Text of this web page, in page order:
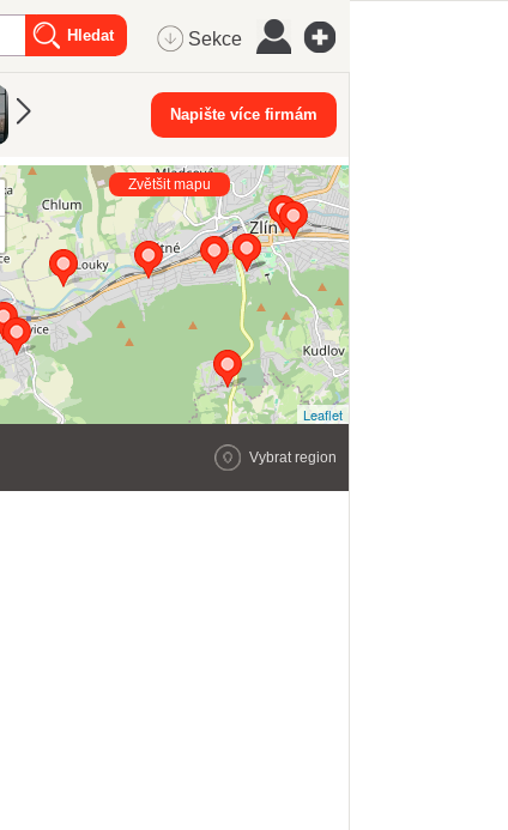
Sekce
Napište více firmám
Leaflet
Zvětšit mapu
Vybrat region